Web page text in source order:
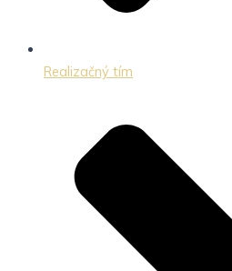
Realizačný tím